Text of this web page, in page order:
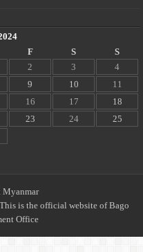
F S
S
2 3
4
9 10
11
16 17
18
23 24
25
Myanmar
is the official website of Bago
Office